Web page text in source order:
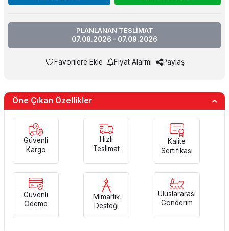
PLANLANAN TESLİMAT
07.08.2026 - 07.09.2026
Favorilere Ekle Fiyat Alarmı Paylaş
Öne Çıkan Özellikler
Güvenli
Kargo
Hızlı
Teslimat
Kalite
Sertifikası
Güvenli
Ödeme
Mimarlık
Desteği
Uluslararası
Gönderim